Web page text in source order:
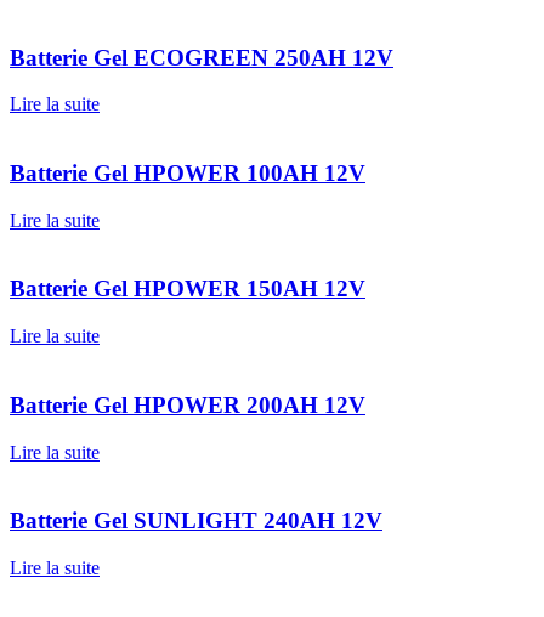
Batterie Gel ECOGREEN 250AH 12V
Lire la suite
Batterie Gel HPOWER 100AH 12V
Lire la suite
Batterie Gel HPOWER 150AH 12V
Lire la suite
Batterie Gel HPOWER 200AH 12V
Lire la suite
Batterie Gel SUNLIGHT 240AH 12V
Lire la suite